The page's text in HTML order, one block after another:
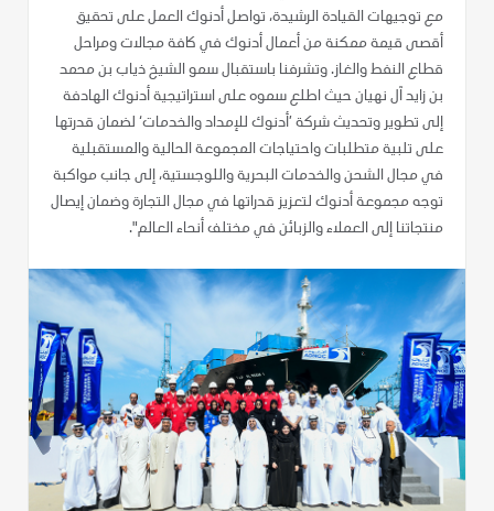
مع توجيهات القيادة الرشيدة، تواصل أدنوك العمل على تحقيق
أقصى قيمة ممكنة من أعمال أدنوك في كافة مجالات ومراحل
قطاع النفط والغاز. وتشرفنا باستقبال سمو الشيخ ذياب بن محمد
بن زايد آل نهيان حيث اطلع سموه على استراتيجية أدنوك الهادفة
إلى تطوير وتحديث شركة ’أدنوك للإمداد والخدمات‘ لضمان قدرتها
على تلبية متطلبات واحتياجات المجموعة الحالية والمستقبلية
في مجال الشحن والخدمات البحرية واللوجستية، إلى جانب مواكبة
توجه مجموعة أدنوك لتعزيز قدراتها في مجال التجارة وضمان إيصال
منتجاتنا إلى العملاء والزبائن في مختلف أنحاء العالم".